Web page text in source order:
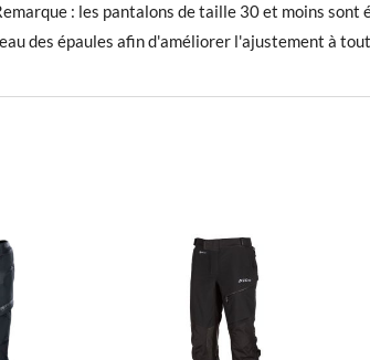
: les pantalons de taille 30 et moins
des épaules afin d'améliorer l'ajustement à